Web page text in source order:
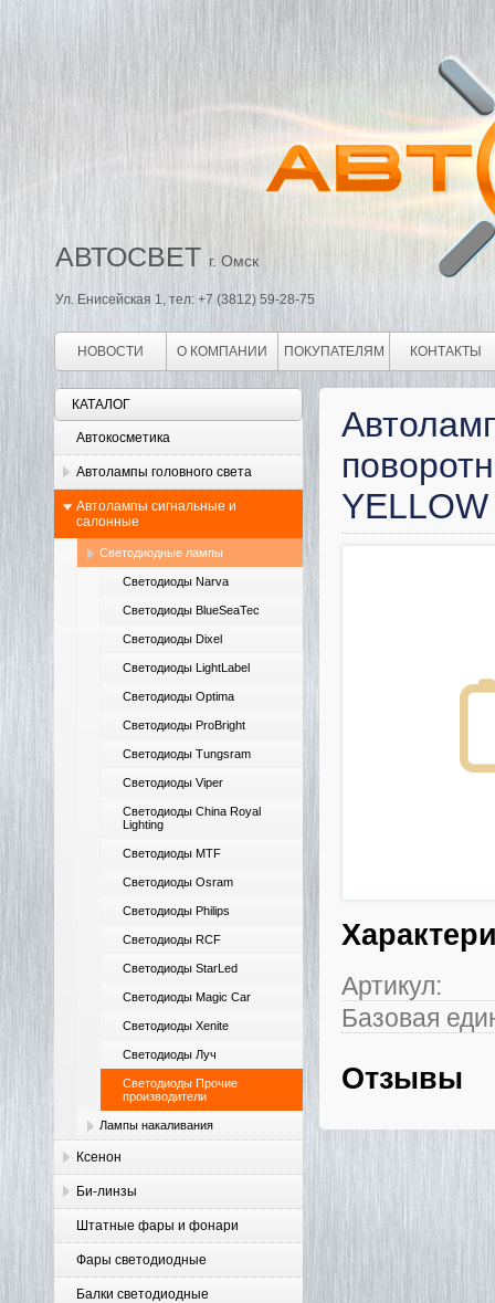
АВТОСВЕТ г. Омск
Ул. Енисейская 1, тел: +7 (3812) 59-28-75
НОВОСТИ О КОМПАНИИ ПОКУПАТЕЛЯМ КОНТАКТЫ
КАТАЛОГ
Автокосметика
Автолампы головного света
Автолампы сигнальные и
салонные
Светодиодные лампы
Светодиоды Narva
Светодиоды BlueSeaTec
Светодиоды Dixel
Светодиоды LightLabel
Светодиоды Optima
Светодиоды ProBright
Светодиоды Tungsram
Светодиоды Viper
Светодиоды China Royal
Lighting
Светодиоды MTF
Светодиоды Osram
Светодиоды Philips
Светодиоды RCF
Светодиоды StarLed
Светодиоды Magic Car
Светодиоды Xenite
Светодиоды Луч
Светодиоды Прочие
производители
Лампы накаливания
Ксенон
Би-линзы
Штатные фары и фонари
Фары светодиодные
Балки светодиодные
Артикул:
Базовая
Отзывы